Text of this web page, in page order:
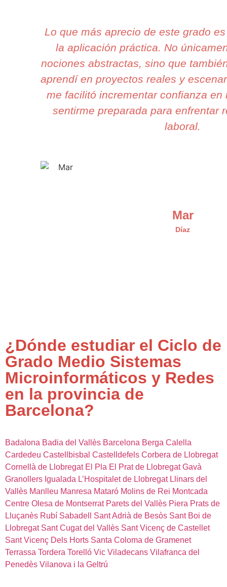
Lo que más aprecio de este grado
la aplicación práctica. No
nociones abstractas, sino que
aprendí en proyectos reales y
me facilitó incrementar confianza en
sentirme preparada para enfrentar
laboral.
Mar
Díaz
¿Dónde estudiar el Ciclo de
Grado Medio Sistemas
Microinformáticos y Redes
en la provincia de
Barcelona?
Badalona Badia del Vallès Barcelona Berga Calella
Cardedeu Castellbisbal Castelldefels Corbera de Llobregat
Cornellà de Llobregat El Pla El Prat de Llobregat Gavà
Granollers Igualada L’Hospitalet de Llobregat Llinars del
Vallès Manlleu Manresa Mataró Molins de Rei Montcada
Centre Olesa de Montserrat Parets del Vallès Piera Prats de
Lluçanès Rubí Sabadell Sant Adrià de Besòs Sant Boi de
Llobregat Sant Cugat del Vallès Sant Vicenç de Castellet
Sant Vicenç Dels Horts Santa Coloma de Gramenet
Terrassa Tordera Torelló Vic Viladecans Vilafranca del
Penedès Vilanova i la Geltrú